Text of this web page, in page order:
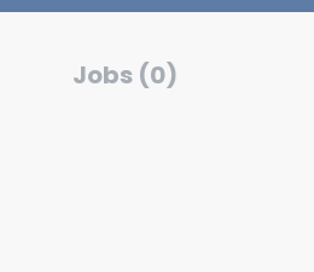
Jobs (0)